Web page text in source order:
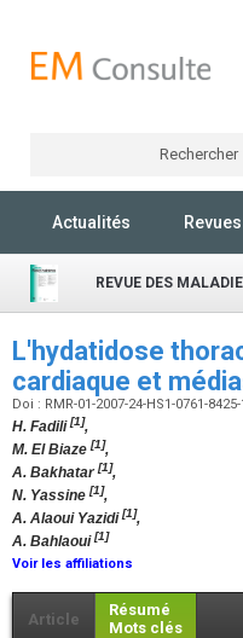
Rechercher
Actualités Revues
REVUE DES
L'hydatidose
cardiaque et
Doi : RMR-01-2007-24-HS1-0761-
H. Fadili[1],
M. El Biaze [1],
A. Bakhatar[1],
N. Yassine [1],
A. Alaoui Yazidi[1],
A. Bahlaoui[1]
Voir les affiliations
Article
Résumé
Mots clés